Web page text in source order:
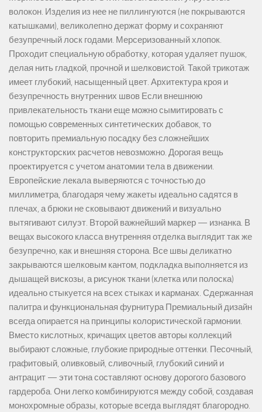
волокон. Изделия из нее не пиллингуются (не покрываются
катышками), великолепно держат форму и сохраняют
безупречный лоск годами. Мерсеризованный хлопок.
Проходит специальную обработку, которая удаляет пушок,
делая нить гладкой, прочной и шелковистой. Такой трикотаж
имеет глубокий, насыщенный цвет. Архитектура кроя и
безупречность внутренних швов Если внешнюю
привлекательность ткани еще можно сымитировать с
помощью современных синтетических добавок, то
повторить премиальную посадку без сложнейших
конструкторских расчетов невозможно. Дорогая вещь
проектируется с учетом анатомии тела в движении.
Европейские лекала выверяются с точностью до
миллиметра, благодаря чему жакеты идеально садятся в
плечах, а брюки не сковывают движений и визуально
вытягивают силуэт. Второй важнейший маркер — изнанка. В
вещах высокого класса внутренняя отделка выглядит так же
безупречно, как и внешняя сторона. Все швы деликатно
закрываются шелковым кантом, подкладка выполняется из
дышащей вискозы, а рисунок ткани (клетка или полоска)
идеально стыкуется на всех стыках и карманах. Сдержанная
палитра и функциональная фурнитура Премиальный дизайн
всегда опирается на принципы колористической гармонии.
Вместо кислотных, кричащих цветов авторы коллекций
выбирают сложные, глубокие природные оттенки. Песочный,
графитовый, оливковый, сливочный, глубокий синий и
антрацит — эти тона составляют основу дорогого базового
гардероба. Они легко комбинируются между собой, создавая
монохромные образы, которые всегда выглядят благородно.